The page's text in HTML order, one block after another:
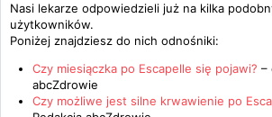
Nasi lekarze odpowiedzieli już na kilka
użytkowników.
Poniżej znajdziesz do nich odnośniki:
Czy miesiączka po Escapelle się pojawi? –
abcZdrowie
Czy możliwe jest silne krwawienie po